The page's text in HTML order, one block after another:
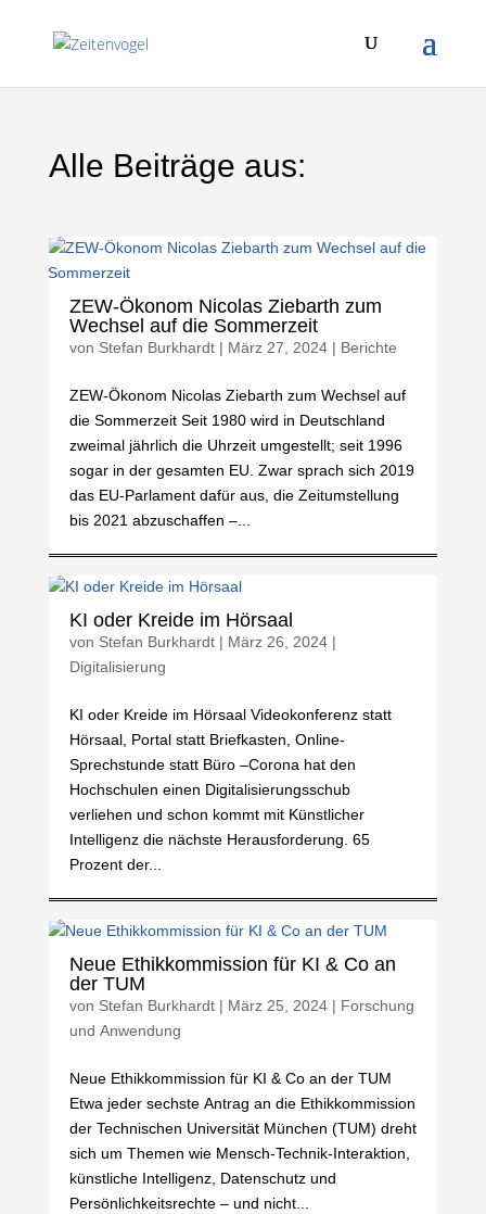
Alle Beiträge aus:
ZEW-Ökonom Nicolas Ziebarth zum
Wechsel auf die Sommerzeit
von Stefan Burkhardt| März 27, 2024| Berichte
ZEW-Ökonom Nicolas Ziebarth zum Wechsel auf
die Sommerzeit Seit 1980 wird in Deutschland
zweimal jährlich die Uhrzeit umgestellt; seit 1996
sogar in der gesamten EU. Zwar sprach sich 2019
das EU-Parlament dafür aus, die Zeitumstellung
bis 2021 abzuschaffen –...
KI oder Kreide im Hörsaal
von Stefan Burkhardt| März 26, 2024|
Digitalisierung
KI oder Kreide im Hörsaal Videokonferenz statt
Hörsaal, Portal statt Briefkasten, Online-
Sprechstunde statt Büro –Corona hat den
Hochschulen einen Digitalisierungsschub
verliehen und schon kommt mit Künstlicher
Intelligenz die nächste Herausforderung. 65
Prozent der...
Neue Ethikkommission für KI & Co an
der TUM
von Stefan Burkhardt| März 25, 2024| Forschung
und Anwendung
Neue Ethikkommission für KI & Co an der TUM
Etwa jeder sechste Antrag an die Ethikkommission
der Technischen Universität München (TUM) dreht
sich um Themen wie Mensch-Technik-Interaktion,
künstliche Intelligenz, Datenschutz und
Persönlichkeitsrechte – und nicht...